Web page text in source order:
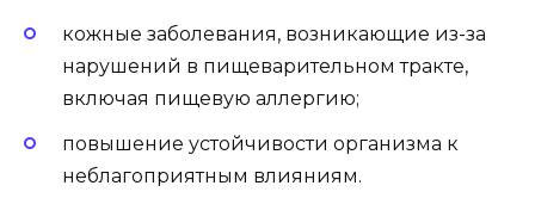
кожные заболевания, возникающие из-за
нарушений в пищеварительном тракте,
включая пищевую аллергию;
повышение устойчивости организма к
неблагоприятным влияниям.